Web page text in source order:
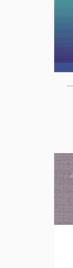
حقوق اداری تطبیقی «سنت و تغییر در حقوق اداری انگلستان و آلمان»